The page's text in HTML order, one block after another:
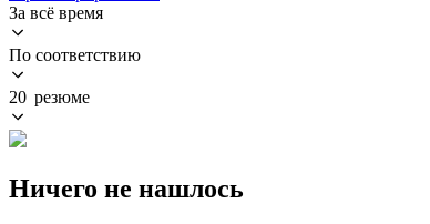
За всё время
По соответствию
20 резюме
Ничего не нашлось